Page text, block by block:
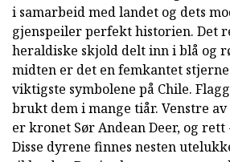
i samarbeid med landet og dets
gjenspeiler perfekt historien. Det
heraldiske skjold delt inn i blå og
midten er det en femkantet
viktigste symbolene på Chile.
brukt dem i mange tiår. Venstre
er kronet Sør Andean Deer, og rett
Disse dyrene finnes nesten